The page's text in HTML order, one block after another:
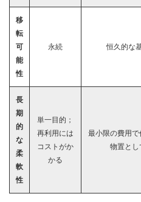
移
転
可
能
性
永続 恒久的な
長
期
的
な
柔
軟
性
単一目的；
再利用には
コストがか
かる
最小限の費用
物置とし